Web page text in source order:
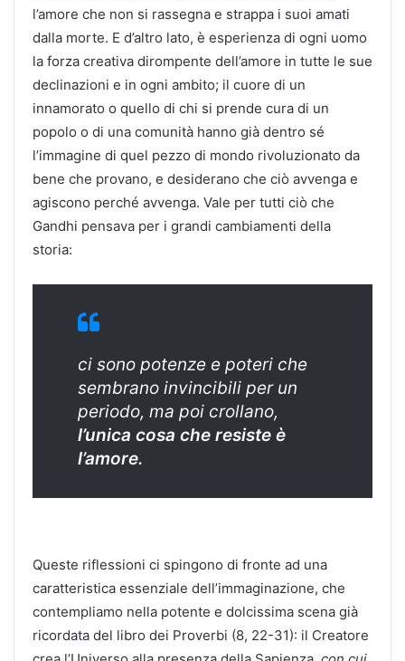
l’amore che non si rassegna e strappa i suoi amati
dalla morte. E d’altro lato, è esperienza di ogni uomo
la forza creativa dirompente dell’amore in tutte le sue
declinazioni e in ogni ambito; il cuore di un
innamorato o quello di chi si prende cura di un
popolo o di una comunità hanno già dentro sé
l’immagine di quel pezzo di mondo rivoluzionato da
bene che provano, e desiderano che ciò avvenga e
agiscono perché avvenga. Vale per tutti ciò che
Gandhi pensava per i grandi cambiamenti della
storia:
ci sono potenze e poteri che
sembrano invincibili per un
periodo, ma poi crollano,
l’unica cosa che resiste è
l’amore.
Queste riflessioni ci spingono di fronte ad una
caratteristica essenziale dell’immaginazione, che
contempliamo nella potente e dolcissima scena già
ricordata del libro dei Proverbi (8, 22-31): il Creatore